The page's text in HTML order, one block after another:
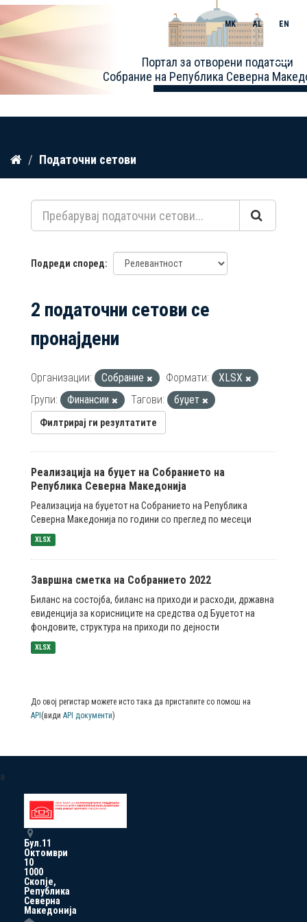
Прескокнете
содржина
Портал за отворени податоци
Собрание на Република Северна
MK AL EN
Toggle
Податочни сетови
Подреди според
2 податочни сетови се
пронајдени
Организации: Собрание Формати:
XLSX
Групи:
Финансии Тагови: буџет
Филтрирај ги резултатите
Реализација на буџет на Собранието на
Република Северна Македонија
Реализација на буџетот на Собранието на Република
Северна Македонија по години со преглед по месеци
XLSX
Завршна сметка на Собранието 2022
Биланс на состојба, биланс на приходи и расходи, државна
евиденција за корисниците на средства од Буџетот на
фондовите, структура на приходи по дејности
XLSX
До овој регистар можете исто така да пристапите со помош на
API (види API документи)
a
Бул.11
Октомври
10
1000
Скопје,
Република
Северна
Македонија